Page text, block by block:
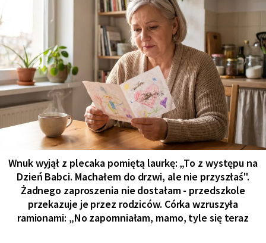
Wnuk wyjął z plecaka pomiętą laurkę: „To z występu na
Dzień Babci. Machałem do drzwi, ale nie przyszłaś".
Żadnego zaproszenia nie dostałam - przedszkole
przekazuje je przez rodziców. Córka wzruszyła
ramionami: „No zapomniałam, mamo, tyle się teraz